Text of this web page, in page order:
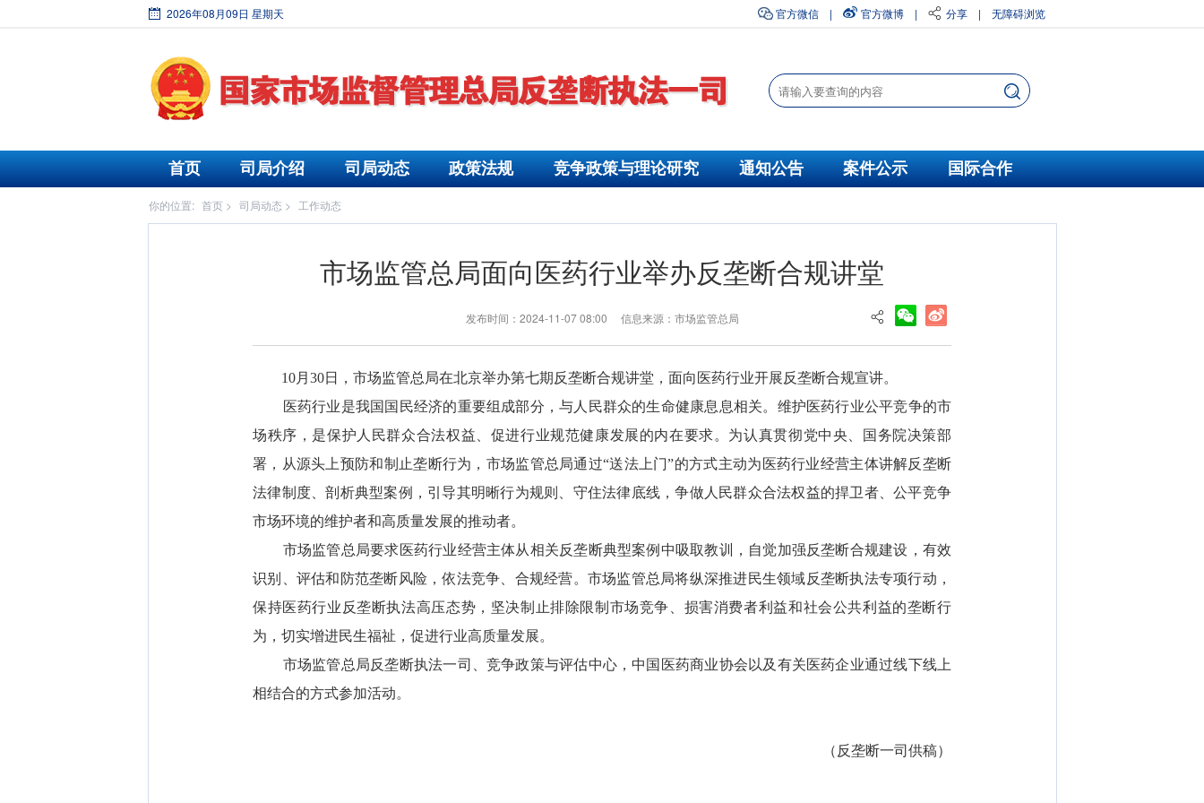
2026年08月09日 星期天 官方微信 | 官方微博 | 分享 | 无障碍浏览
首页 司局介绍 司局动态 政策法规 竞争政策与理论研究 通知公告 案件公示 国际合作
你的位置: 首页> 司局动态 > 工作动态
市场监管总局面向医药行业举办反垄断合规讲堂
发布时间：2024-11-07 08:00 信息来源：市场监管总局
10月30日，市场监管总局在北京举办第七期反垄断合规讲堂，面向医药行业开展反垄断合规宣讲。
医药行业是我国国民经济的重要组成部分，与人民群众的生命健康息息相关。维护医药行业公平竞争的市
场秩序，是保护人民群众合法权益、促进行业规范健康发展的内在要求。为认真贯彻党中央、国务院决策部
署，从源头上预防和制止垄断行为，市场监管总局通过“送法上门”的方式主动为医药行业经营主体讲解反垄断
法律制度、剖析典型案例，引导其明晰行为规则、守住法律底线，争做人民群众合法权益的捍卫者、公平竞争
市场环境的维护者和高质量发展的推动者。
市场监管总局要求医药行业经营主体从相关反垄断典型案例中吸取教训，自觉加强反垄断合规建设，有效
识别、评估和防范垄断风险，依法竞争、合规经营。市场监管总局将纵深推进民生领域反垄断执法专项行动，
保持医药行业反垄断执法高压态势，坚决制止排除限制市场竞争、损害消费者利益和社会公共利益的垄断行
为，切实增进民生福祉，促进行业高质量发展。
市场监管总局反垄断执法一司、竞争政策与评估中心，中国医药商业协会以及有关医药企业通过线下线上
相结合的方式参加活动。
（反垄断一司供稿）